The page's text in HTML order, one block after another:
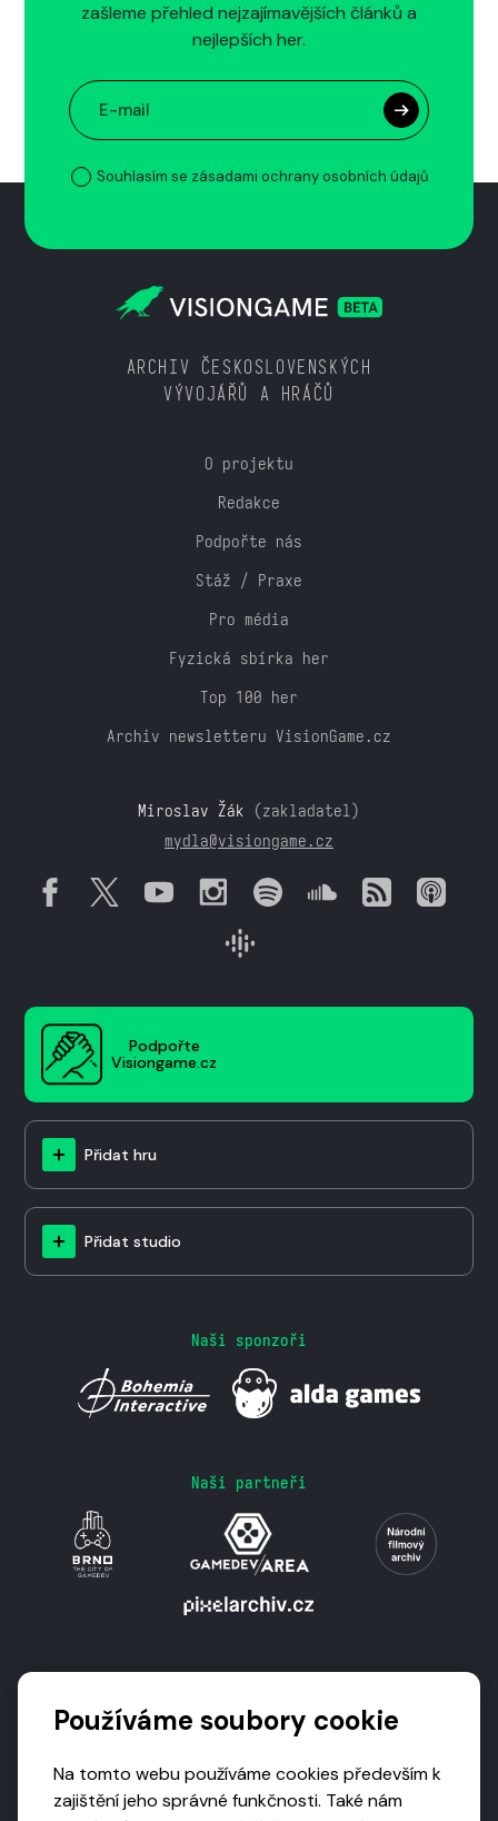
zašleme přehled nejzajímavějších článků a
nejlepších her.
Souhlasím se zásadami ochrany osobních údajů
ARCHIV ČESKOSLOVENSKÝCH
VÝVOJÁŘŮ A HRÁČŮ
O projektu
Redakce
Podpořte nás
Stáž / Praxe
Pro média
Fyzická sbírka her
Top 100 her
Archiv newsletteru VisionGame.cz
Miroslav Žák (zakladatel)
mydla@visiongame.cz
Podpořte
Visiongame.cz
Přidat hru
Přidat studio
Naši sponzoři
Naši partneři
Používáme soubory cookie
Na tomto webu používáme cookies především k
zajištění jeho správné funkčnosti. Také nám